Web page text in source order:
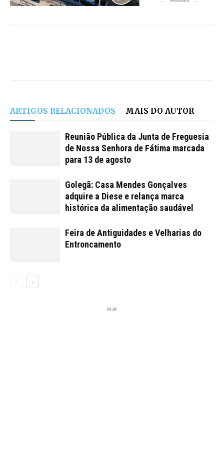
ARTIGOS RELACIONADOS MAIS DO AUTOR
Reunião Pública da Junta de Freguesia
de Nossa Senhora de Fátima marcada
para 13 de agosto
Golegã: Casa Mendes Gonçalves
adquire a Diese e relança marca
histórica da alimentação saudável
Feira de Antiguidades e Velharias do
Entroncamento
PUB